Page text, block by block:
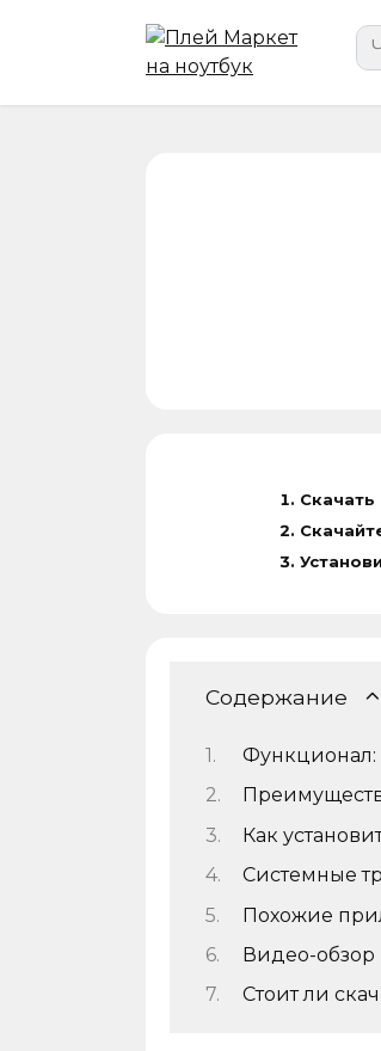
Содержание
Как
Системные
Похожие
Видео-обзор
Стоит ли